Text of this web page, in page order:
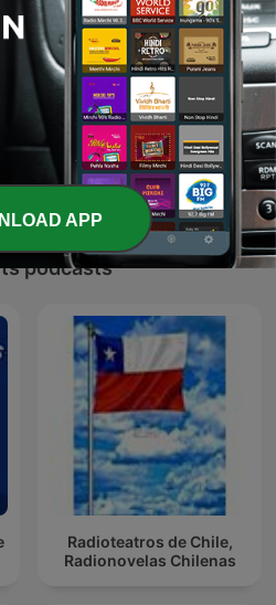
Hindi Kavitaayen (Hindi
Poems)
podcasts
Radioteatros de Chile,
Radionovelas Chilenas
APP